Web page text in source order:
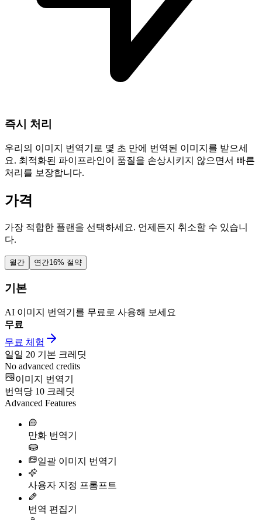
즉시 처리
우리의 이미지 번역기로 몇 초 만에 번역된 이미지를 받으세
요. 최적화된 파이프라인이 품질을 손상시키지 않으면서 빠른
처리를 보장합니다.
가격
가장 적합한 플랜을 선택하세요. 언제든지 취소할 수 있습니
다.
월간 연간16% 절약
기본
AI 이미지 번역기를 무료로 사용해 보세요
무료
무료 체험
일일 20 기본 크레딧
No advanced credits
이미지 번역기
번역당 10 크레딧
Advanced Features
만화 번역기
일괄 이미지 번역기
사용자 지정 프롬프트
번역 편집기